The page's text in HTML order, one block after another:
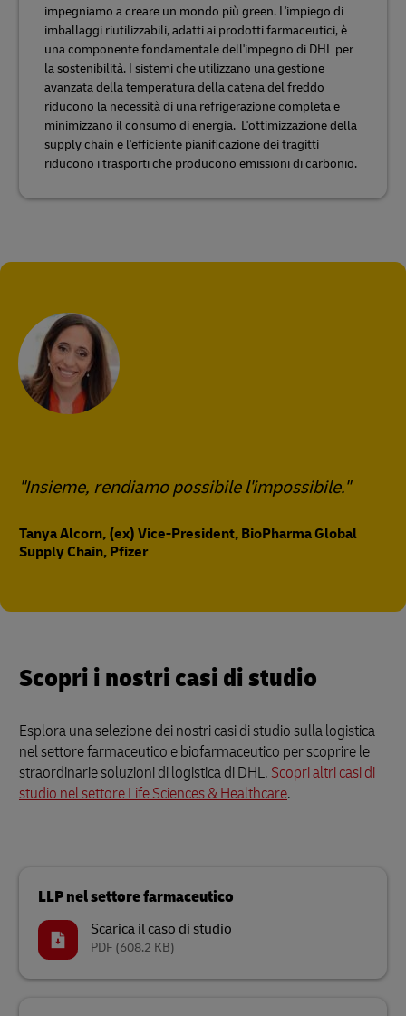
impegniamo a creare un mondo più green. L'impiego di
imballaggi riutilizzabili, adatti ai prodotti farmaceutici, è
una componente fondamentale dell'impegno di DHL per
la sostenibilità. I sistemi che utilizzano una gestione
avanzata della temperatura della catena del freddo
riducono la necessità di una refrigerazione completa e
minimizzano il consumo di energia. L'ottimizzazione della
supply chain e l'efficiente pianificazione dei tragitti
riducono i trasporti che producono emissioni di carbonio.
"Insieme, rendiamo possibile l'impossibile."
Tanya Alcorn, (ex) Vice-President, BioPharma Global
Supply Chain, Pfizer
Scopri i nostri casi di studio
Esplora una selezione dei nostri casi di studio sulla logistica
nel settore farmaceutico e biofarmaceutico per scoprire le
straordinarie soluzioni di logistica di DHL. Scopri altri casi di
studio nel settore Life Sciences & Healthcare.
LLP nel settore farmaceutico
Scarica il caso di studio
PDF (608.2 KB)